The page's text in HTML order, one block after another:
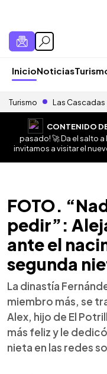
InicioNoticias
Turismo Las Cascadas
CONTENIDO
pasado! 🚀 Da el salto
invitamos a visitar el
FOTO.
pedir”:
ante el
segunda
La dinastía
miembro más, se
Alex, hijo de El
más feliz y le
nieta en las redes